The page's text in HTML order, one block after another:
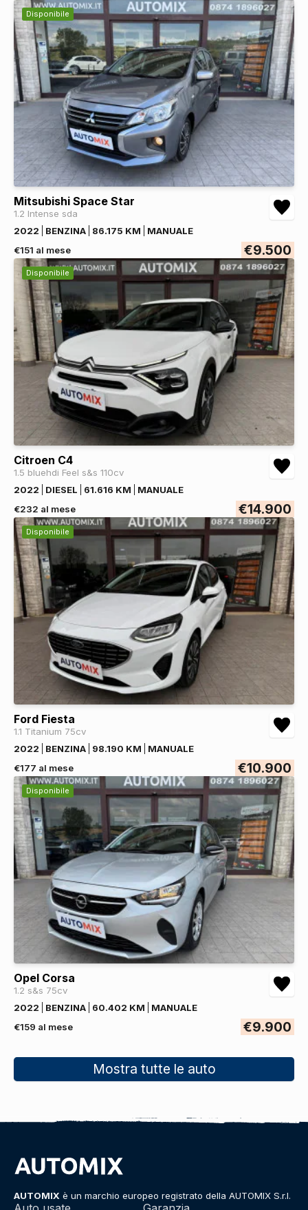
Disponibile
Mitsubishi Space Star
1.2 Intense sda
2022
BENZINA 86.175 KM
MANUALE
€151 al mese
€9.500
Disponibile
Citroen C4
1.5 bluehdi Feel s&s 110cv
2022
DIESEL 61.616 KM
MANUALE
€232 al mese
€14.900
Disponibile
Ford Fiesta
1.1 Titanium 75cv
2022
BENZINA 98.190 KM
MANUALE
€177 al mese
€10.900
Disponibile
Opel Corsa
1.2 s&s 75cv
2022
BENZINA 60.402 KM
MANUALE
€159 al mese
€9.900
Mostra tutte le auto
AUTOMIX è un marchio europeo registrato della AUTOMIX S.r.l.